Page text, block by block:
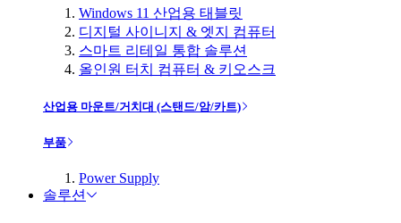
Windows 11 산업용 태블릿
디지털 사이니지 & 엣지 컴퓨터
스마트 리테일 통합 솔루션
올인원 터치 컴퓨터 & 키오스크
산업용 마운트/거치대 (스탠드/암/카트)
부품
Power Supply
솔루션